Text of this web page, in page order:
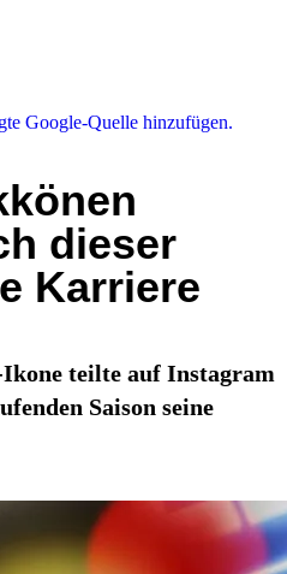
Google-Quelle hinzufügen.
dieser
Karriere
teilte auf Instagram
Saison seine